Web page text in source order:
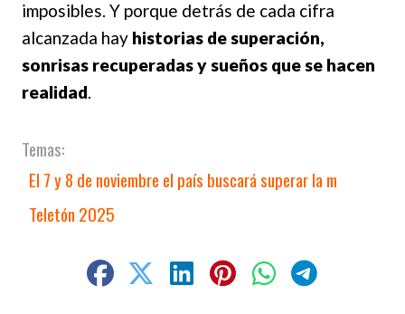
imposibles. Y porque detrás de cada cifra
alcanzada hay historias de superación,
sonrisas recuperadas y sueños que se hacen
realidad.
El 7 y 8 de noviembre el país buscará superar la m
Teletón 2025